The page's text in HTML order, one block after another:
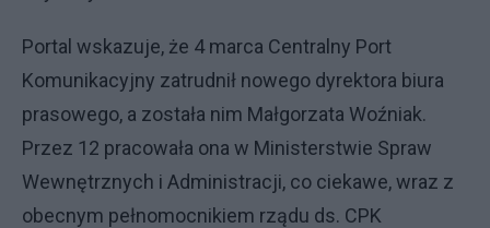
Portal wskazuje, że 4 marca Centralny Port
Komunikacyjny zatrudnił nowego dyrektora biura
prasowego, a została nim Małgorzata Woźniak.
Przez 12 pracowała ona w Ministerstwie Spraw
Wewnętrznych i Administracji, co ciekawe, wraz z
obecnym pełnomocnikiem rządu ds. CPK